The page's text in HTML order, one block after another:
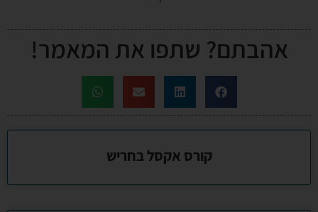
אהבתם? שתפו את המאמר!
קורס אקסל בחריש